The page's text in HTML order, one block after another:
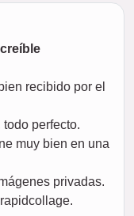
recibido por el
perfecto.
muy bien en una
privadas.